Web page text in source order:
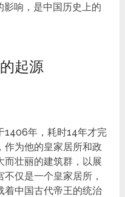
响，是中国历史上的
起源
1406年，耗时14年才完
作为他的皇家居所和政
而壮丽的建筑群，以展
仅是一个皇家居所，
着中国古代帝王的统治